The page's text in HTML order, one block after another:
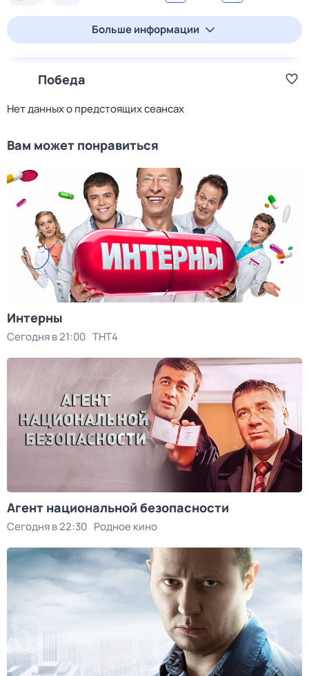
Больше информации
Победа
Нет данных о предстоящих сеансах
Вам может понравиться
Интерны
Сегодня в 21:00 ТНТ4
Агент национальной безопасности
Сегодня в 22:30 Родное кино